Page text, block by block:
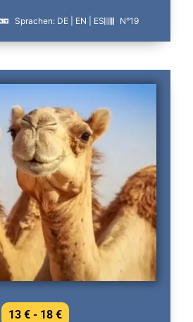
Sprachen: DE | EN | ES N°19
13 € - 18 €